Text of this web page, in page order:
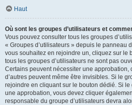
Haut
Où sont les groupes d’utilisateurs et
Vous pouvez consulter tous les groupes
« Groupes d’utilisateurs » depuis le panneau
vous souhaitez en rejoindre un, cliquez sur le
tous les groupes d’utilisateurs ne sont pas
Certains peuvent nécessiter une approbation,
d’autres peuvent même être invisibles. Si le
rejoindre en cliquant sur le bouton dédié. Si
une approbation, vous devez cliquer
responsable du groupe d’utilisateurs devra